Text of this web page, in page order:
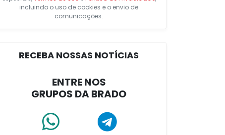
incluindo o uso de cookies e o envio de
comunicações.
RECEBA NOSSAS NOTÍCIAS
ENTRE NOS
GRUPOS DA BRADO